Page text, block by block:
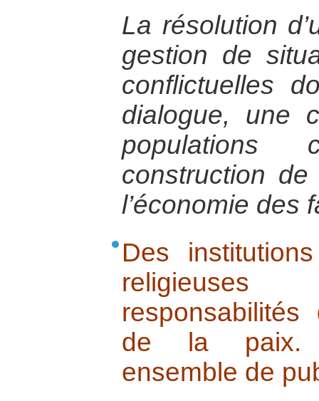
La résolution
gestion de
conflictuelles
dialogue, une
construction
l’économie des
Des
de la paix.
ensemble de